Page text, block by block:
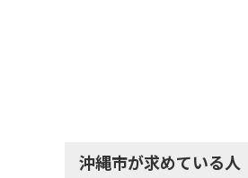
沖縄市が求めている人